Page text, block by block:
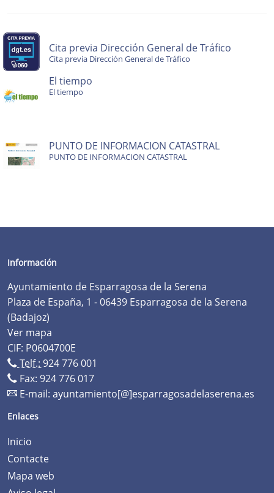
Cita previa Dirección General de Tráfico
Cita previa Dirección General de Tráfico
El tiempo
El tiempo
PUNTO DE INFORMACION CATASTRAL
PUNTO DE INFORMACION CATASTRAL
Información
Ayuntamiento de Esparragosa de la Serena
Plaza de España, 1 - 06439 Esparragosa de la Serena
(Badajoz)
Ver mapa
CIF: P0604700E
Telf.: 924 776 001
Fax: 924 776 017
E-mail: ayuntamiento[@]esparragosadelaserena.es
Enlaces
Inicio
Contacte
Mapa web